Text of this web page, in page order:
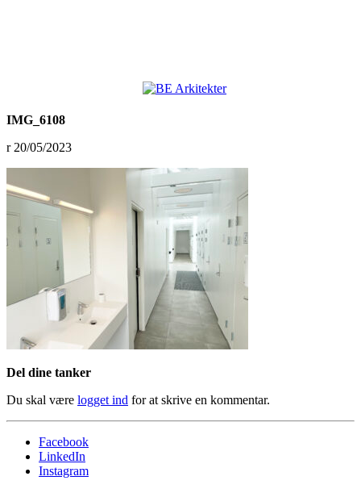
IMG_6108
20/05/2023
Del dine tanker
Du skal være logget ind for at skrive en kommentar.
Facebook
LinkedIn
Instagram